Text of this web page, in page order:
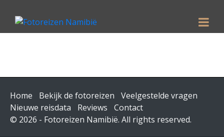
Home Bekijk de fotoreizen
Veelgestelde vragen
Nieuwe reisdata
Reviews
Contact
© 2026 - Fotoreizen Namibië. All rights reserved.